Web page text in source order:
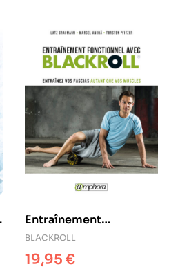
Entraînement
fonctionnel avec
BLACKROLL®
BLACKROLL
19,95 €